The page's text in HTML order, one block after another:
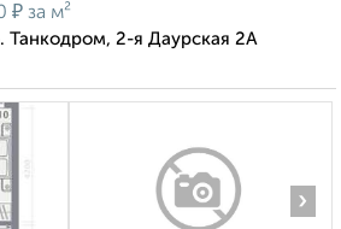
₽ за м²
Танкодром, 2-я Даурская 2А
›